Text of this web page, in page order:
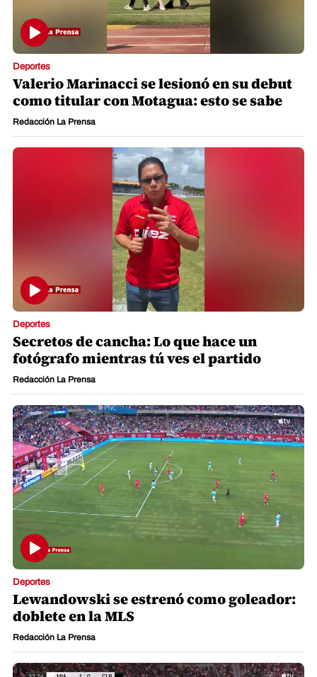
Deportes
Valerio Marinacci se lesionó en su debut
como titular con Motagua: esto se sabe
Redacción La Prensa
Deportes
Secretos de cancha: Lo que hace un
fotógrafo mientras tú ves el partido
Redacción La Prensa
Deportes
Lewandowski se estrenó como goleador:
doblete en la MLS
Redacción La Prensa